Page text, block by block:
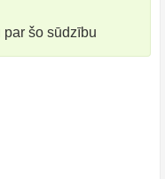
šo sūdzību